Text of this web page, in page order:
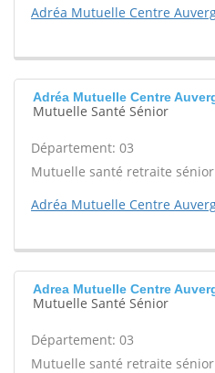
Adréa Mutuelle Centre
Adréa Mutuelle Centre
Mutuelle Santé Sénior
Département: 03
Mutuelle santé retraite sénior
Adréa Mutuelle Centre
Adrea Mutuelle Centre
Mutuelle Santé Sénior
Département: 03
Mutuelle santé retraite sénior